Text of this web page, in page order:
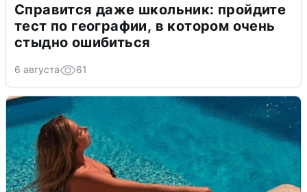
Справится даже школьник: пройдите
тест по географии, в котором очень
стыдно ошибиться
6 августа 61